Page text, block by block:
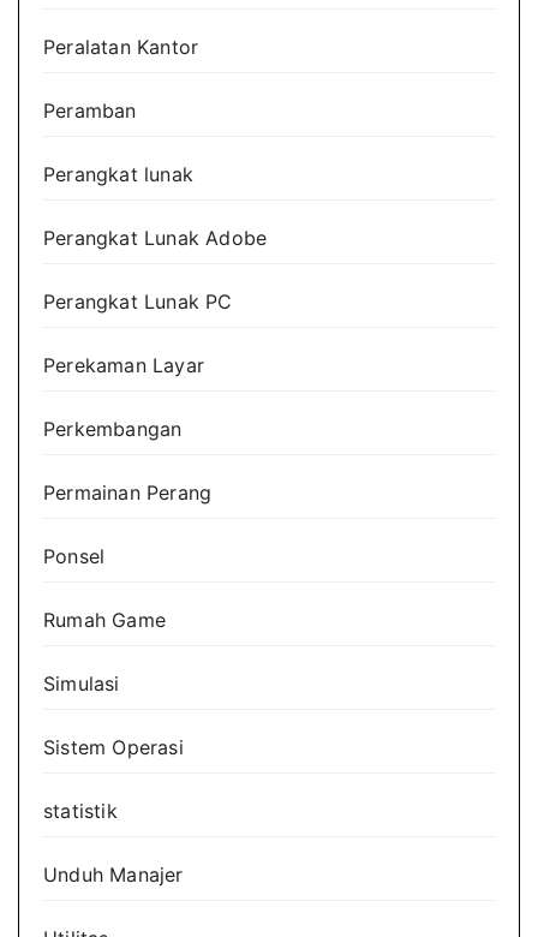
Peralatan Kantor
Peramban
Perangkat lunak
Perangkat Lunak Adobe
Perangkat Lunak PC
Perekaman Layar
Perkembangan
Permainan Perang
Ponsel
Rumah Game
Simulasi
Sistem Operasi
statistik
Unduh Manajer